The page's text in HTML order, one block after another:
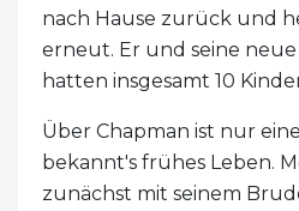
nach Hause zurück und
erneut. Er und seine
hatten insgesamt 10
Über Chapman ist nur
bekannt's frühes Leben.
zunächst mit seinem